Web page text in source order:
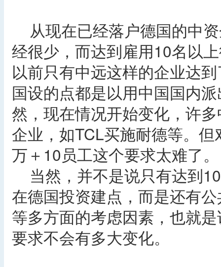
从现在已经落户德国的中
经很少，而达到雇用10名以
以前只有中远这样的企业达
国设的点都是以用中国国内
然，现在情况开始变化，许
企业，如TCL买施耐德等。
万＋10员工这个要求太难了。
当然，并不是说只有达到
在德国投资建点，而是还有
等多方面的考虑因素，也就
要求不会有多大变化。